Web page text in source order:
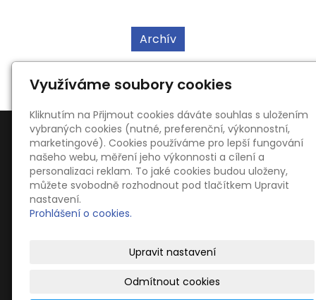
Archív
Kontakty
Ing. Oldřich Kahoun
blucinaci@blucinaci.cz
+420 776 086 817
Využíváme soubory cookies
Kliknutím na Přijmout cookies dáváte souhlas s uložením
vybraných cookies (nutné, preferenční, výkonnostní,
marketingové). Cookies používáme pro lepší fungování
našeho webu, měření jeho výkonnosti a cílení a
personalizaci reklam. To jaké cookies budou uloženy,
můžete svobodně rozhodnout pod tlačítkem Upravit
nastavení.
Prohlášení o cookies.
Upravit nastavení
Odmítnout cookies